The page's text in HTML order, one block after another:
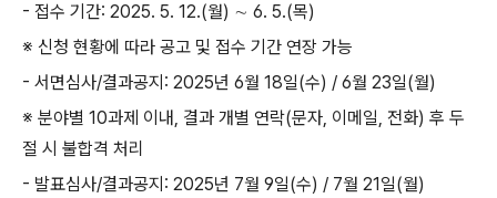
- 접수 기간: 2025. 5. 12.(월) ∼ 6. 5.(목)
※ 신청 현황에 따라 공고 및 접수 기간 연장 가능
- 서면심사/결과공지 : 2025년 6월 18일(수) / 6월 23일(월)
※ 분야별 10과제 이내, 결과 개별 연락(문자, 이메일, 전화) 후 두
절 시 불합격 처리
- 발표심사/결과공지 : 2025년 7월 9일(수) / 7월 21일(월)